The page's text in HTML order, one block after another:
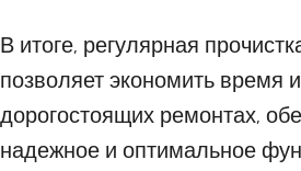
В итоге, регулярная
позволяет экономить время
дорогостоящих ремонтах,
надежное и оптимальное